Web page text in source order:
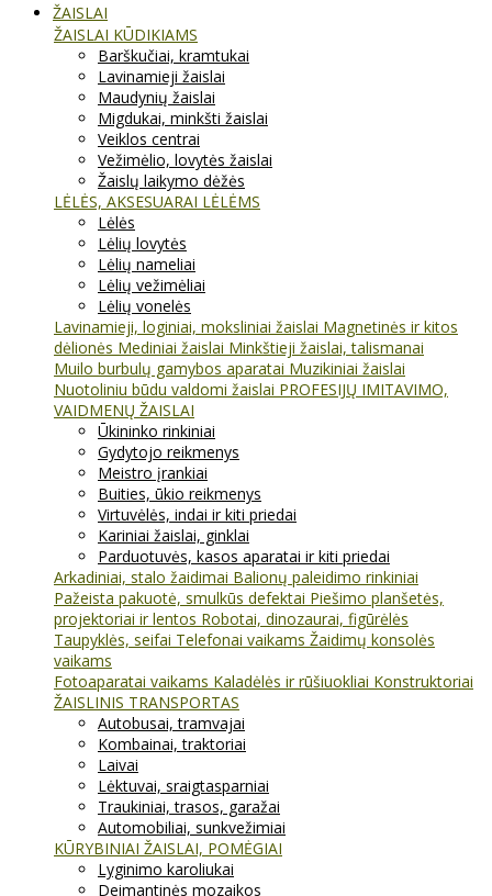
ŽAISLAI
ŽAISLAI KŪDIKIAMS
Barškučiai, kramtukai
Lavinamieji žaislai
Maudynių žaislai
Migdukai, minkšti žaislai
Veiklos centrai
Vežimėlio, lovytės žaislai
Žaislų laikymo dėžės
LĖLĖS, AKSESUARAI LĖLĖMS
Lėlės
Lėlių lovytės
Lėlių nameliai
Lėlių vežimėliai
Lėlių vonelės
Lavinamieji, loginiai, moksliniai žaislai Magnetinės ir kitos
dėlionės Mediniai žaislai Minkštieji žaislai, talismanai
Muilo burbulų gamybos aparatai Muzikiniai žaislai
Nuotoliniu būdu valdomi žaislai PROFESIJŲ IMITAVIMO,
VAIDMENŲ ŽAISLAI
Ūkininko rinkiniai
Gydytojo reikmenys
Meistro įrankiai
Buities, ūkio reikmenys
Virtuvėlės, indai ir kiti priedai
Kariniai žaislai, ginklai
Parduotuvės, kasos aparatai ir kiti priedai
Arkadiniai, stalo žaidimai Balionų paleidimo rinkiniai
Pažeista pakuotė, smulkūs defektai Piešimo planšetės,
projektoriai ir lentos Robotai, dinozaurai, figūrėlės
Taupyklės, seifai Telefonai vaikams Žaidimų konsolės
vaikams
Fotoaparatai vaikams Kaladėlės ir rūšiuokliai Konstruktoriai
ŽAISLINIS TRANSPORTAS
Autobusai, tramvajai
Kombainai, traktoriai
Laivai
Lėktuvai, sraigtasparniai
Traukiniai, trasos, garažai
Automobiliai, sunkvežimiai
KŪRYBINIAI ŽAISLAI, POMĖGIAI
Lyginimo karoliukai
Deimantinės mozaikos